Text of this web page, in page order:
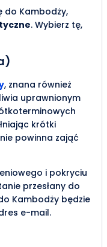
do Kambodży,
. Wybierz tę,
, znana również
uprawnionym
krótki
powinna zająć
i pokryciu
przesłany do
Kambodży będzie
e-mail.